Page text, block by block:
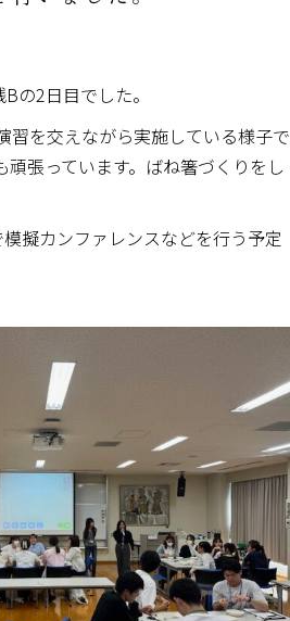
の2日目でした。
習を交えながら実施している様子で
頑張っています。ばね箸づくりをし
擬カンファレンスなどを行う予定